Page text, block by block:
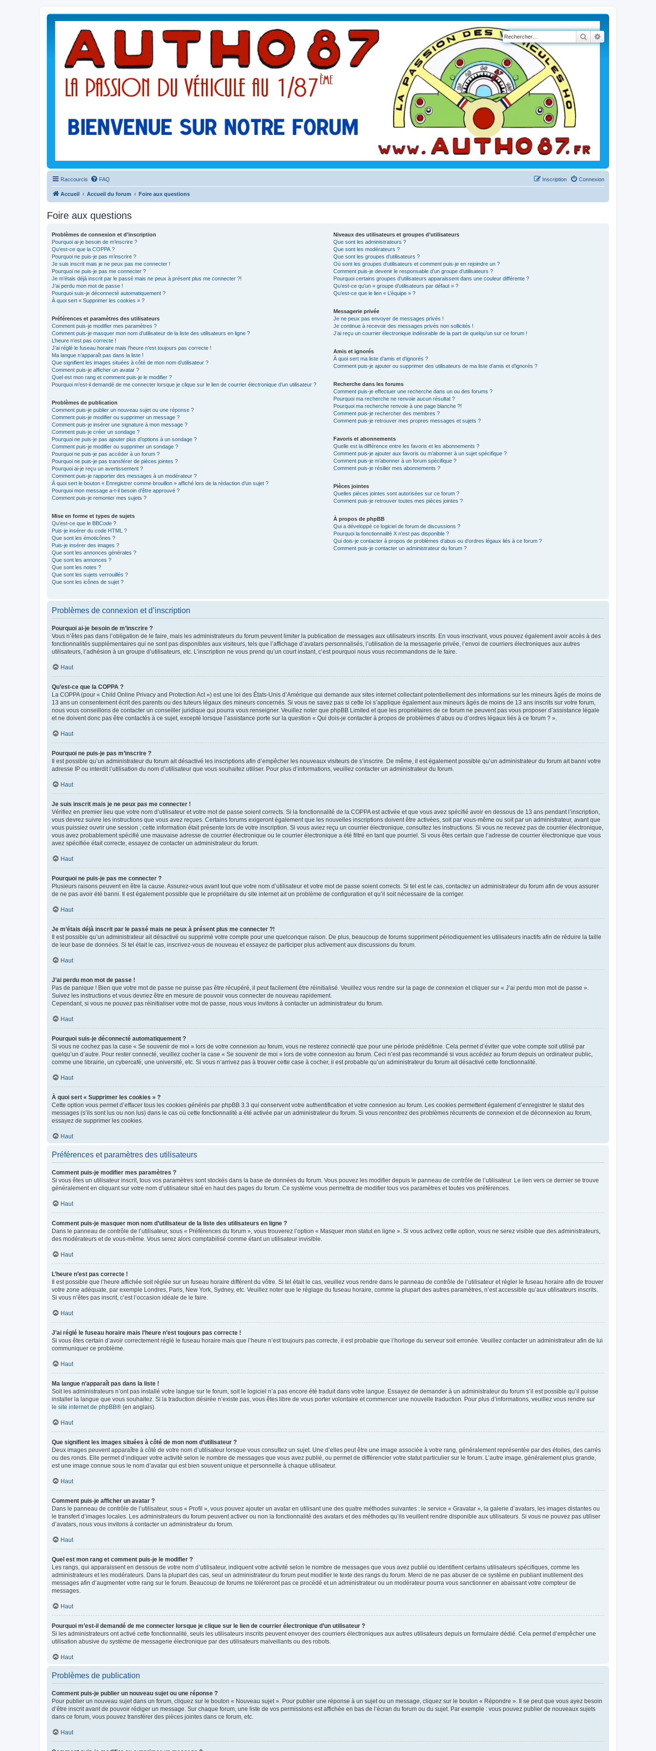
Rechercher
Raccourcis FAQ Connexion
Inscription
Accueil Accueil du forum Foire aux questions
Foire aux questions
Problèmes de connexion et d’inscription
Pourquoi ai-je besoin de m’inscrire ?
Qu’est-ce que la COPPA ?
Pourquoi ne puis-je pas m’inscrire ?
Je suis inscrit mais je ne peux pas me connecter !
Pourquoi ne puis-je pas me connecter ?
Je m’étais déjà inscrit par le passé mais ne peux à présent plus me connecter ?!
J’ai perdu mon mot de passe !
Pourquoi suis-je déconnecté automatiquement ?
À quoi sert « Supprimer les cookies » ?
Préférences et paramètres des utilisateurs
Comment puis-je modifier mes paramètres ?
Comment puis-je masquer mon nom d’utilisateur de la liste des utilisateurs en ligne ?
L’heure n’est pas correcte !
J’ai réglé le fuseau horaire mais l’heure n’est toujours pas correcte !
Ma langue n’apparaît pas dans la liste !
Que signifient les images situées à côté de mon nom d’utilisateur ?
Comment puis-je afficher un avatar ?
Quel est mon rang et comment puis-je le modifier ?
Pourquoi m’est-il demandé de me connecter lorsque je clique sur le lien de courrier électronique d’un utilisateur ?
Problèmes de publication
Comment puis-je publier un nouveau sujet ou une réponse ?
Comment puis-je modifier ou supprimer un message ?
Comment puis-je insérer une signature à mon message ?
Comment puis-je créer un sondage ?
Pourquoi ne puis-je pas ajouter plus d’options à un sondage ?
Comment puis-je modifier ou supprimer un sondage ?
Pourquoi ne puis-je pas accéder à un forum ?
Pourquoi ne puis-je pas transférer de pièces jointes ?
Pourquoi ai-je reçu un avertissement ?
Comment puis-je rapporter des messages à un modérateur ?
À quoi sert le bouton « Enregistrer comme brouillon » affiché lors de la rédaction d’un sujet ?
Pourquoi mon message a-t-il besoin d’être approuvé ?
Comment puis-je remonter mes sujets ?
Mise en forme et types de sujets
Qu’est-ce que le BBCode ?
Puis-je insérer du code HTML ?
Que sont les émoticônes ?
Puis-je insérer des images ?
Que sont les annonces générales ?
Que sont les annonces ?
Que sont les notes ?
Que sont les sujets verrouillés ?
Que sont les icônes de sujet ?
Niveaux des utilisateurs et groupes d’utilisateurs
Que sont les administrateurs ?
Que sont les modérateurs ?
Que sont les groupes d’utilisateurs ?
Où sont les groupes d’utilisateurs et comment puis-je en rejoindre un ?
Comment puis-je devenir le responsable d’un groupe d’utilisateurs ?
Pourquoi certains groupes d’utilisateurs apparaissent dans une couleur différente ?
Qu’est-ce qu’un « groupe d’utilisateurs par défaut » ?
Qu’est-ce que le lien « L’équipe » ?
Messagerie privée
Je ne peux pas envoyer de messages privés !
Je continue à recevoir des messages privés non sollicités !
J’ai reçu un courrier électronique indésirable de la part de quelqu’un sur ce forum !
Amis et ignorés
À quoi sert ma liste d’amis et d’ignorés ?
Comment puis-je ajouter ou supprimer des utilisateurs de ma liste d’amis et d’ignorés ?
Recherche dans les forums
Comment puis-je effectuer une recherche dans un ou des forums ?
Pourquoi ma recherche ne renvoie aucun résultat ?
Pourquoi ma recherche renvoie à une page blanche ?!
Comment puis-je rechercher des membres ?
Comment puis-je retrouver mes propres messages et sujets ?
Favoris et abonnements
Quelle est la différence entre les favoris et les abonnements ?
Comment puis-je ajouter aux favoris ou m’abonner à un sujet spécifique ?
Comment puis-je m’abonner à un forum spécifique ?
Comment puis-je résilier mes abonnements ?
Pièces jointes
Quelles pièces jointes sont autorisées sur ce forum ?
Comment puis-je retrouver toutes mes pièces jointes ?
À propos de phpBB
Qui a développé ce logiciel de forum de discussions ?
Pourquoi la fonctionnalité X n’est pas disponible ?
Qui dois-je contacter à propos de problèmes d’abus ou d’ordres légaux liés à ce forum ?
Comment puis-je contacter un administrateur du forum ?
Problèmes de connexion et d’inscription
Pourquoi ai-je besoin de m’inscrire ?
Vous n’êtes pas dans l’obligation de le faire, mais les administrateurs du forum peuvent limiter la publication de messages aux utilisateurs inscrits. En vous inscrivant, vous pouvez également avoir accès à des
fonctionnalités supplémentaires qui ne sont pas disponibles aux visiteurs, tels que l’affichage d’avatars personnalisés, l’utilisation de la messagerie privée, l’envoi de courriers électroniques aux autres
utilisateurs, l’adhésion à un groupe d’utilisateurs, etc. L’inscription ne vous prend qu’un court instant, c’est pourquoi nous vous recommandons de le faire.
Haut
Qu’est-ce que la COPPA ?
La COPPA (pour « Child Online Privacy and Protection Act ») est une loi des États-Unis d’Amérique qui demande aux sites internet collectant potentiellement des informations sur les mineurs âgés de moins de
13 ans un consentement écrit des parents ou des tuteurs légaux des mineurs concernés. Si vous ne savez pas si cette loi s’applique également aux mineurs âgés de moins de 13 ans inscrits sur votre forum,
nous vous conseillons de contacter un conseiller juridique qui pourra vous renseigner. Veuillez noter que phpBB Limited et que les propriétaires de ce forum ne peuvent pas vous proposer d’assistance légale
et ne doivent donc pas être contactés à ce sujet, excepté lorsque l’assistance porte sur la question « Qui dois-je contacter à propos de problèmes d’abus ou d’ordres légaux liés à ce forum ? ».
Haut
Pourquoi ne puis-je pas m’inscrire ?
Il est possible qu’un administrateur du forum ait désactivé les inscriptions afin d’empêcher les nouveaux visiteurs de s’inscrire. De même, il est également possible qu’un administrateur du forum ait banni votre
adresse IP ou interdit l’utilisation du nom d’utilisateur que vous souhaitez utiliser. Pour plus d’informations, veuillez contacter un administrateur du forum.
Haut
Je suis inscrit mais je ne peux pas me connecter !
Vérifiez en premier lieu que votre nom d’utilisateur et votre mot de passe soient corrects. Si la fonctionnalité de la COPPA est activée et que vous avez spécifié avoir en dessous de 13 ans pendant l’inscription,
vous devrez suivre les instructions que vous avez reçues. Certains forums exigeront également que les nouvelles inscriptions doivent être activées, soit par vous-même ou soit par un administrateur, avant que
vous puissiez ouvrir une session ; cette information était présente lors de votre inscription. Si vous aviez reçu un courrier électronique, consultez les instructions. Si vous ne recevez pas de courrier électronique,
vous avez probablement spécifié une mauvaise adresse de courrier électronique ou le courrier électronique a été filtré en tant que pourriel. Si vous êtes certain que l’adresse de courrier électronique que vous
avez spécifiée était correcte, essayez de contacter un administrateur du forum.
Haut
Pourquoi ne puis-je pas me connecter ?
Plusieurs raisons peuvent en être la cause. Assurez-vous avant tout que votre nom d’utilisateur et votre mot de passe soient corrects. Si tel est le cas, contactez un administrateur du forum afin de vous assurer
de ne pas avoir été banni. Il est également possible que le propriétaire du site internet ait un problème de configuration et qu’il soit nécessaire de la corriger.
Haut
Je m’étais déjà inscrit par le passé mais ne peux à présent plus me connecter ?!
Il est possible qu’un administrateur ait désactivé ou supprimé votre compte pour une quelconque raison. De plus, beaucoup de forums suppriment périodiquement les utilisateurs inactifs afin de réduire la taille
de leur base de données. Si tel était le cas, inscrivez-vous de nouveau et essayez de participer plus activement aux discussions du forum.
Haut
J’ai perdu mon mot de passe !
Pas de panique ! Bien que votre mot de passe ne puisse pas être récupéré, il peut facilement être réinitialisé. Veuillez vous rendre sur la page de connexion et cliquer sur « J’ai perdu mon mot de passe ».
Suivez les instructions et vous devriez être en mesure de pouvoir vous connecter de nouveau rapidement.
Cependant, si vous ne pouvez pas réinitialiser votre mot de passe, nous vous invitons à contacter un administrateur du forum.
Haut
Pourquoi suis-je déconnecté automatiquement ?
Si vous ne cochez pas la case « Se souvenir de moi » lors de votre connexion au forum, vous ne resterez connecté que pour une période prédéfinie. Cela permet d’éviter que votre compte soit utilisé par
quelqu’un d’autre. Pour rester connecté, veuillez cocher la case « Se souvenir de moi » lors de votre connexion au forum. Ceci n’est pas recommandé si vous accédez au forum depuis un ordinateur public,
comme une librairie, un cybercafé, une université, etc. Si vous n’arrivez pas à trouver cette case à cocher, il est probable qu’un administrateur du forum ait désactivé cette fonctionnalité.
Haut
À quoi sert « Supprimer les cookies » ?
Cette option vous permet d’effacer tous les cookies générés par phpBB 3.3 qui conservent votre authentification et votre connexion au forum. Les cookies permettent également d’enregistrer le statut des
messages (s’ils sont lus ou non lus) dans le cas où cette fonctionnalité a été activée par un administrateur du forum. Si vous rencontrez des problèmes récurrents de connexion et de déconnexion au forum,
essayez de supprimer les cookies.
Haut
Préférences et paramètres des utilisateurs
Comment puis-je modifier mes paramètres ?
Si vous êtes un utilisateur inscrit, tous vos paramètres sont stockés dans la base de données du forum. Vous pouvez les modifier depuis le panneau de contrôle de l’utilisateur. Le lien vers ce dernier se trouve
généralement en cliquant sur votre nom d’utilisateur situé en haut des pages du forum. Ce système vous permettra de modifier tous vos paramètres et toutes vos préférences.
Haut
Comment puis-je masquer mon nom d’utilisateur de la liste des utilisateurs en ligne ?
Dans le panneau de contrôle de l’utilisateur, sous « Préférences du forum », vous trouverez l’option « Masquer mon statut en ligne ». Si vous activez cette option, vous ne serez visible que des administrateurs,
des modérateurs et de vous-même. Vous serez alors comptabilisé comme étant un utilisateur invisible.
Haut
L’heure n’est pas correcte !
Il est possible que l’heure affichée soit réglée sur un fuseau horaire différent du vôtre. Si tel était le cas, veuillez vous rendre dans le panneau de contrôle de l’utilisateur et régler le fuseau horaire afin de trouver
votre zone adéquate, par exemple Londres, Paris, New York, Sydney, etc. Veuillez noter que le réglage du fuseau horaire, comme la plupart des autres paramètres, n’est accessible qu’aux utilisateurs inscrits.
Si vous n’êtes pas inscrit, c’est l’occasion idéale de le faire.
Haut
J’ai réglé le fuseau horaire mais l’heure n’est toujours pas correcte !
Si vous êtes certain d’avoir correctement réglé le fuseau horaire mais que l’heure n’est toujours pas correcte, il est probable que l’horloge du serveur soit erronée. Veuillez contacter un administrateur afin de lui
communiquer ce problème.
Haut
Ma langue n’apparaît pas dans la liste !
Soit les administrateurs n’ont pas installé votre langue sur le forum, soit le logiciel n’a pas encore été traduit dans votre langue. Essayez de demander à un administrateur du forum s’il est possible qu’il puisse
installer la langue que vous souhaitez. Si la traduction désirée n’existe pas, vous êtes libre de vous porter volontaire et commencer une nouvelle traduction. Pour plus d’informations, veuillez vous rendre sur
le site internet de phpBB® (en anglais).
Haut
Que signifient les images situées à côté de mon nom d’utilisateur ?
Deux images peuvent apparaître à côté de votre nom d’utilisateur lorsque vous consultez un sujet. Une d’elles peut être une image associée à votre rang, généralement représentée par des étoiles, des carrés
ou des ronds. Elle permet d’indiquer votre activité selon le nombre de messages que vous avez publié, ou permet de différencier votre statut particulier sur le forum. L’autre image, généralement plus grande,
est une image connue sous le nom d’avatar qui est bien souvent unique et personnelle à chaque utilisateur.
Haut
Comment puis-je afficher un avatar ?
Dans le panneau de contrôle de l’utilisateur, sous « Profil », vous pouvez ajouter un avatar en utilisant une des quatre méthodes suivantes : le service « Gravatar », la galerie d’avatars, les images distantes ou
le transfert d’images locales. Les administrateurs du forum peuvent activer ou non la fonctionnalité des avatars et des méthodes qu’ils veuillent rendre disponible aux utilisateurs. Si vous ne pouvez pas utiliser
d’avatars, nous vous invitons à contacter un administrateur du forum.
Haut
Quel est mon rang et comment puis-je le modifier ?
Les rangs, qui apparaissent en dessous de votre nom d’utilisateur, indiquent votre activité selon le nombre de messages que vous avez publié ou identifient certains utilisateurs spécifiques, comme les
administrateurs et les modérateurs. Dans la plupart des cas, seul un administrateur du forum peut modifier le texte des rangs du forum. Merci de ne pas abuser de ce système en publiant inutilement des
messages afin d’augmenter votre rang sur le forum. Beaucoup de forums ne toléreront pas ce procédé et un administrateur ou un modérateur pourra vous sanctionner en abaissant votre compteur de
messages.
Haut
Pourquoi m’est-il demandé de me connecter lorsque je clique sur le lien de courrier électronique d’un utilisateur ?
Si les administrateurs ont activé cette fonctionnalité, seuls les utilisateurs inscrits peuvent envoyer des courriers électroniques aux autres utilisateurs depuis un formulaire dédié. Cela permet d’empêcher une
utilisation abusive du système de messagerie électronique par des utilisateurs malveillants ou des robots.
Haut
Problèmes de publication
Comment puis-je publier un nouveau sujet ou une réponse ?
Pour publier un nouveau sujet dans un forum, cliquez sur le bouton « Nouveau sujet ». Pour publier une réponse à un sujet ou un message, cliquez sur le bouton « Répondre ». Il se peut que vous ayez besoin
d’être inscrit avant de pouvoir rédiger un message. Sur chaque forum, une liste de vos permissions est affichée en bas de l’écran du forum ou du sujet. Par exemple : vous pouvez publier de nouveaux sujets
dans ce forum, vous pouvez transférer des pièces jointes dans ce forum, etc.
Haut